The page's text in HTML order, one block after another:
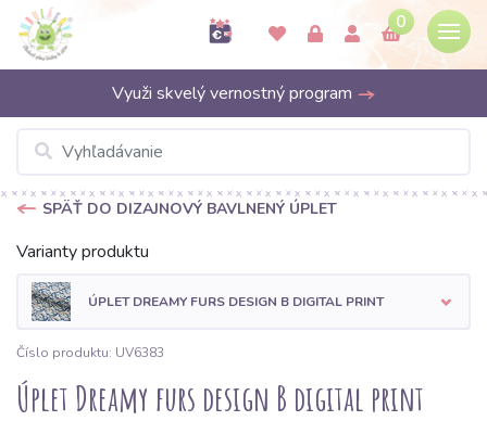
0
Využi skvelý vernostný program
SPÄŤ DO DIZAJNOVÝ BAVLNENÝ ÚPLET
Varianty produktu
ÚPLET DREAMY FURS DESIGN B DIGITAL PRINT
Číslo produktu: UV6383
Úplet Dreamy furs design B digital print